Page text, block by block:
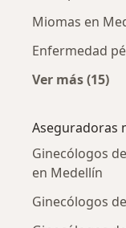
Miomas en
Enfermedad
Ver más (15)
Aseguradoras
Ginecólogos
en Medellín
Ginecólogos